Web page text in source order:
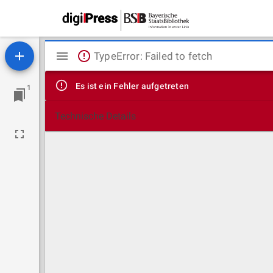
1
Mirador
Viewer
TypeError: Failed to fetch
Es ist ein Fehler aufgetreten
Technische Details